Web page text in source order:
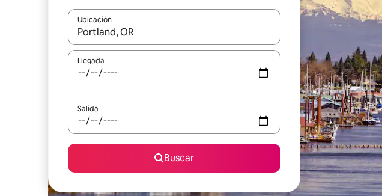
Ubicación
Cuando los resultados estén disponibles, navega con las teclas de flecha
Llegada
Salida
Buscar